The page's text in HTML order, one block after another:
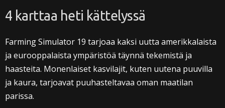
4 karttaa heti kättelyssä
Farming Simulator 19 tarjoaa kaksi uutta amerikkalaista
ja eurooppalaista ympäristöä täynnä tekemistä ja
haasteita. Monenlaiset kasvilajit, kuten uutena puuvilla
ja kaura, tarjoavat puuhasteltavaa oman maatilan
parissa.